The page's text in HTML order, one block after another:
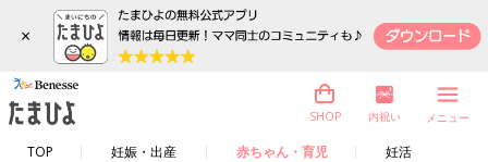
×
TOP 妊娠・出産 赤ちゃん・育児 妊活
SHOP 内祝い メニュー